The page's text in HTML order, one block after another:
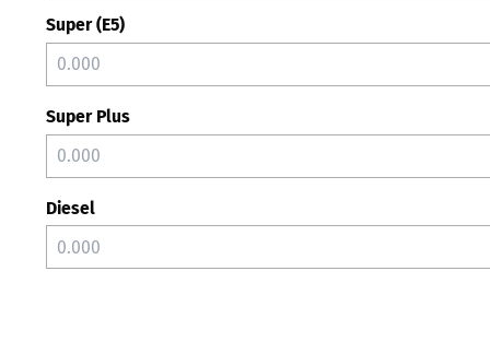
Super (E5)
Super Plus
Diesel